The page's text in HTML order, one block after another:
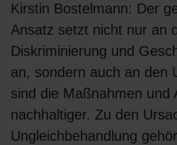
Kirstin Bostelmann: Der
Ansatz setzt nicht nur an
Diskriminierung und
an, sondern auch an den
sind die Maßnahmen und
nachhaltiger. Zu den
Ungleichbehandlung